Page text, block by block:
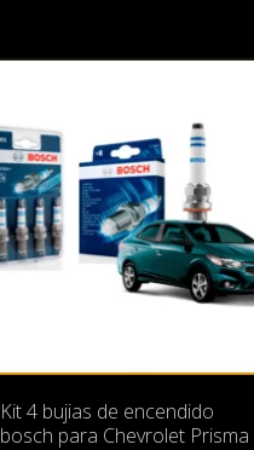
Kit 4 bujias de encendido
bosch para Chevrolet Prisma